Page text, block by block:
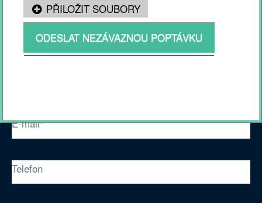
E-mail*
Telefon
PŘILOŽIT SOUBORY
ODESLAT NEZÁVAZNOU POPTÁVKU